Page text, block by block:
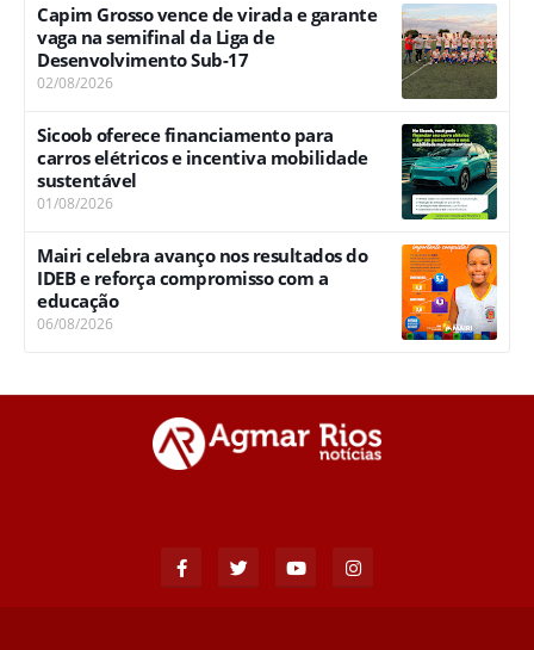
Capim Grosso vence de virada e garante
vaga na semifinal da Liga de
Desenvolvimento Sub-17
02/08/2026
Sicoob oferece financiamento para
carros elétricos e incentiva mobilidade
sustentável
01/08/2026
Mairi celebra avanço nos resultados do
IDEB e reforça compromisso com a
educação
06/08/2026